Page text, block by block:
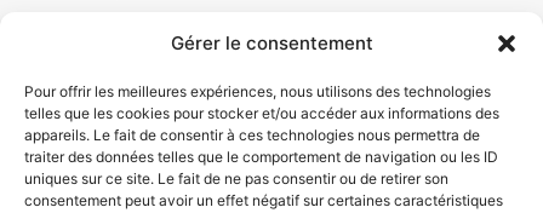
Gérer le consentement
Pour offrir les meilleures expériences, nous utilisons des technologies
telles que les cookies pour stocker et/ou accéder aux informations des
appareils. Le fait de consentir à ces technologies nous permettra de
traiter des données telles que le comportement de navigation ou les ID
uniques sur ce site. Le fait de ne pas consentir ou de retirer son
consentement peut avoir un effet négatif sur certaines caractéristiques
Qui sommes-nous
Nos partenaires
Contacts
Nous contacter